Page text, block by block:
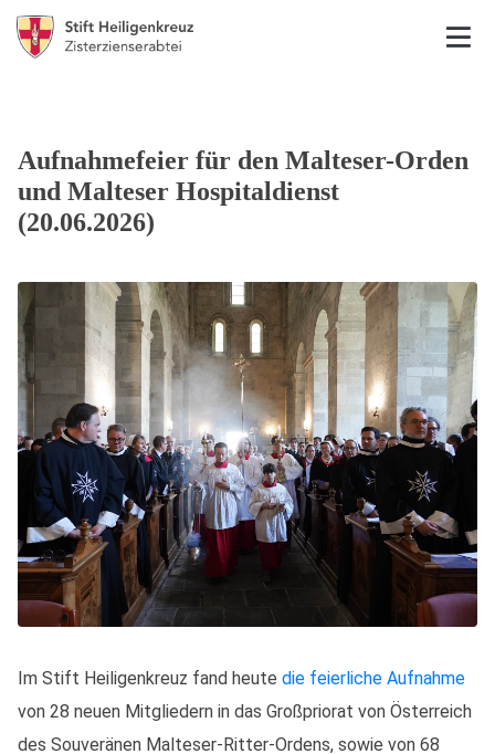
Aufnahmefeier für den Malteser-Orden
und Malteser Hospitaldienst
(20.06.2026)
Im Stift Heiligenkreuz fand heute die feierliche Aufnahme
von 28 neuen Mitgliedern in das Großpriorat von Österreich
des Souveränen Malteser-Ritter-Ordens, sowie von 68